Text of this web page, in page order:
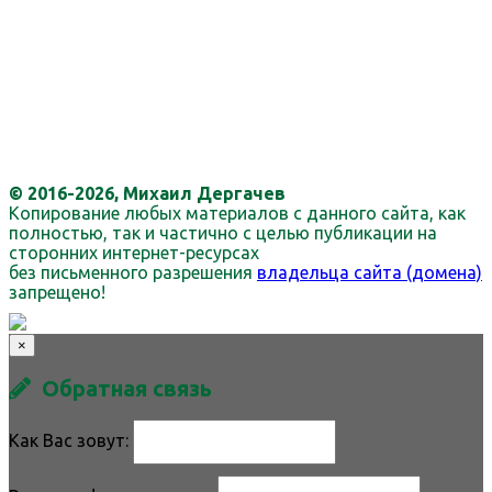
© 2016-2026, Михаил Дергачев
Копирование любых материалов с данного сайта, как
полностью, так и частично с целью публикации на
сторонних интернет-ресурсах
без письменного разрешения владельца сайта (домена)
запрещено!
×
Обратная связь
Как Вас зовут: